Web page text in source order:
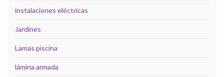
instalaciones eléctricas
Jardines
Lamas piscina
lámina armada